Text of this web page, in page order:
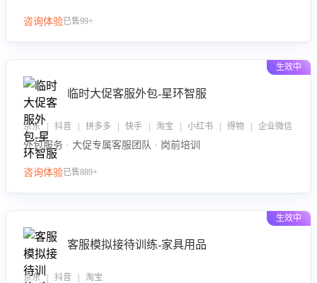
咨询体验已售99+
生效中
临时大促客服外包-星环智服
京东 | 抖音 | 拼多多 | 快手 | 淘宝 | 小红书 | 得物 | 企业微信
外包服务 · 大促专属客服团队 · 岗前培训
咨询体验已售889+
生效中
客服模拟接待训练-家具用品
京东 | 抖音 | 淘宝